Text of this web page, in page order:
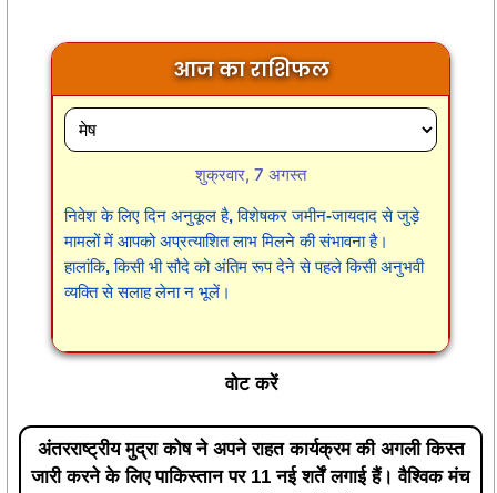
आज का राशिफल
शुक्रवार, 7 अगस्त
निवेश के लिए दिन अनुकूल है, विशेषकर जमीन-जायदाद से जुड़े
मामलों में आपको अप्रत्याशित लाभ मिलने की संभावना है।
हालांकि, किसी भी सौदे को अंतिम रूप देने से पहले किसी अनुभवी
व्यक्ति से सलाह लेना न भूलें।
वोट करें
अंतरराष्ट्रीय मुद्रा कोष ने अपने राहत कार्यक्रम की अगली किस्त
जारी करने के लिए पाकिस्तान पर 11 नई शर्तें लगाई हैं। वैश्विक मंच